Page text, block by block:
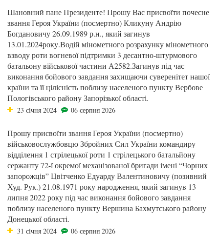
Шановний пане Президенте! Прошу Вас присвоїти почесне
звання Героя України (посмертно) Кликуну Андрію
Богдановичу 26.09.1989 р.н., який загинув
13.01.2024року.Водій мінометного розрахунку мінометного
взводу роти вогневої підтримки 3 десантно-штурмового
батальону військової частини А2582.Загинув під час
виконання бойового завдання захищаючи суверенітет нашої
країни та її цілісність поблизу населеного пункту Вербове
Пологівського району Запорізької області.
23 січня 2024 06 серпня 2026
Прошу присвоїти звання Героя України (посмертно)
військовослужбовцю Збройних Сил України командиру
відділення 1 стрілецької роти 1 стрілецького батальйону
сержанту 72-ї окремої механізованої бригади імені “Чорних
запорожців” Цвітченко Едуарду Валентиновичу (позивний
Худ. Рук.) 21.08.1971 року народження, який загинув 13
липня 2022 року під час виконання бойового завдання
поблизу населеного пункту Вершина Бахмутського району
Донецької області.
31 січня 2024 06 серпня 2026